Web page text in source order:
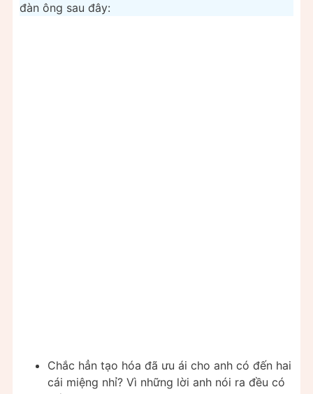
đàn ông sau đây:
Chắc hẳn tạo hóa đã ưu ái cho anh có đến hai
cái miệng nhỉ? Vì những lời anh nói ra đều có